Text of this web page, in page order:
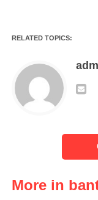
atas pelayanan publik
dirugikan,” jelasnya.
Karena itu, Fadli
berperan serta dalam
“Masalah ini
sedang
Daerah (Pemda), dan
RELATED TOPICS:
More in